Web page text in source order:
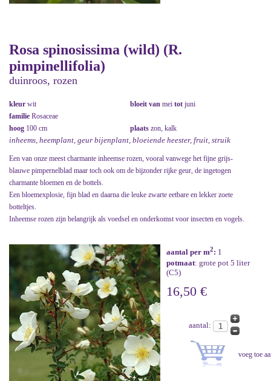
Rosa spinosissima (wild) (R.
pimpinellifolia)
duinroos, rozen
kleur wit bloeit van mei tot juni
familie Rosaceae
hoog 100 cm plaats zon, kalk
inheems, heemplant, geur bijenplant, bloeiende heester, fruit, struik
Een van onze meest charmante inheemse rozen, vooral vanwege het fijne grijs-
blauwe pimpernelblad maar toch ook om de bijzonder rijke geur, de ingetogen
charmante bloemen en de bottels.
Een bloemexplosie, fijn blad en daarna die leuke zwarte eetbare en lekker zoete
botteltjes.
Inheemse rozen zijn belangrijk als voedsel en onderkomst voor insecten en vogels.
aantal per m2: 1
potmaat: grote pot 5 liter
(C5)
16,50 €
aantal: